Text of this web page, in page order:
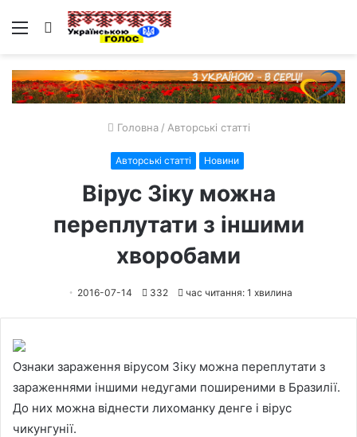
Меню Пошук
Головна / Авторські статті
Авторські статті Новини
Вірус Зіку можна
переплутати з іншими
хворобами
2016-07-14 332 час читання: 1 хвилина
Ознаки зараження вірусом Зіку можна переплутати з
зараженнями іншими недугами поширеними в Бразилії.
До них можна віднести лихоманку денге і вірус
чикунгунії.